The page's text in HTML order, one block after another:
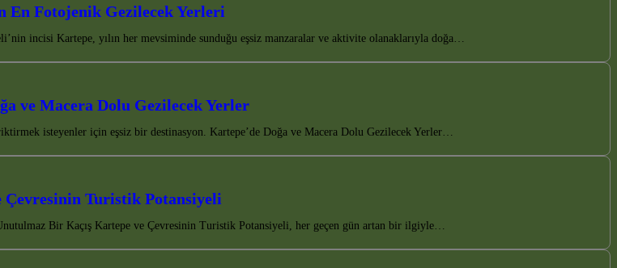
En Fotojenik Gezilecek Yerleri
incisi Kartepe, yılın her mevsiminde sunduğu eşsiz manzaralar ve aktivite olanaklarıyla doğa…
ve Macera Dolu Gezilecek Yerler
isteyenler için eşsiz bir destinasyon. Kartepe’de Doğa ve Macera Dolu Gezilecek Yerler…
Çevresinin Turistik Potansiyeli
Bir Kaçış Kartepe ve Çevresinin Turistik Potansiyeli, her geçen gün artan bir ilgiyle…